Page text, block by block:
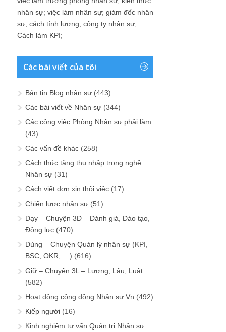
nhân sự; việc làm nhân sự; giám đốc nhân
sự; cách tính lương; công ty nhân sự;
Cách làm KPI;
Các bài viết của tôi
Bản tin Blog nhân sự (443)
Các bài viết về Nhân sự (344)
Các công việc Phòng Nhân sự phải làm
(43)
Các vấn đề khác (258)
Cách thức tăng thu nhập trong nghề
Nhân sự (31)
Cách viết đơn xin thôi việc (17)
Chiến lược nhân sự (51)
Dạy – Chuyện 3Đ – Đánh giá, Đào tạo,
Động lực (470)
Dùng – Chuyện Quản lý nhân sự (KPI,
BSC, OKR, …) (616)
Giữ – Chuyện 3L – Lương, Lậu, Luật
(582)
Hoạt động cộng đồng Nhân sự Vn (492)
Kiếp người (16)
Kinh nghiệm tư vấn Quản trị Nhân sự